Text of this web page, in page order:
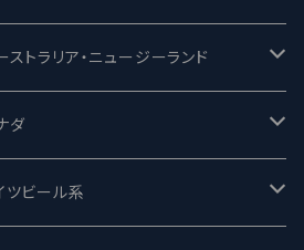
ング Y.Market Brewing
ンゴライアス
トChild
ードッグ
トオブダークネス
トラリア・ニュージーランド
リッジ
ボッドリッジー
ダ
ーズビール系